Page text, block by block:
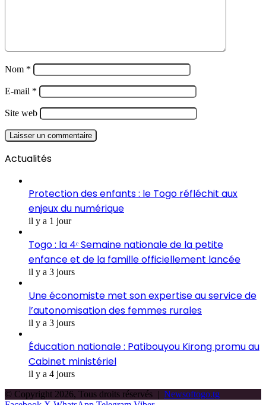
Nom *
E-mail *
Site web
Actualités
Protection des enfants : le Togo réfléchit aux
enjeux du numérique
il y a 1 jour
Togo : la 4ᵉ Semaine nationale de la petite
enfance et de la famille officiellement lancée
il y a 3 jours
Une économiste met son expertise au service de
l’autonomisation des femmes rurales
il y a 3 jours
Éducation nationale : Patibouyou Kirong promu au
Cabinet ministériel
il y a 4 jours
© Copyright 2026, Tous droits réservés | Newsoftogo.tg